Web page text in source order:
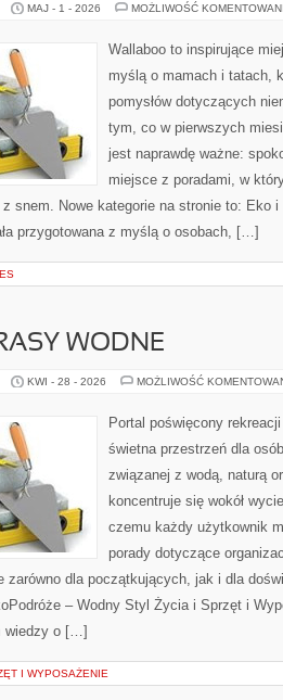
MAJ - 1 - 2026 MOŻLIWOŚĆ
Wallaboo to inspirujące
myślą o mamach i tatach,
pomysłów dotyczących
tym, co w pierwszych
jest naprawdę ważne:
miejsce z poradami, w
snem. Nowe kategorie na stronie to: Eko
przygotowana z myślą o osobach, […]
WODNE
KWI - 28 - 2026 MOŻLIWOŚĆ
Portal poświęcony
świetna przestrzeń dla
związanej z wodą, naturą
koncentruje się wokół
czemu każdy użytkownik
porady dotyczące
zarówno dla początkujących, jak i dla
– Wodny Styl Życia i Sprzęt i
wiedzy o […]
I WYPOSAŻENIE